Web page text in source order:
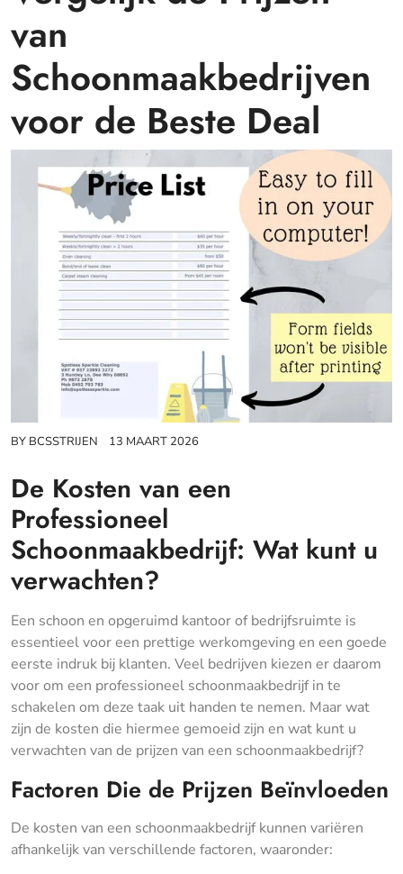
van
Schoonmaakbedrijven
voor de Beste Deal
BY BCSSTRIJEN 13 MAART 2026
De Kosten van een
Professioneel
Schoonmaakbedrijf: Wat kunt u
verwachten?
Een schoon en opgeruimd kantoor of bedrijfsruimte is
essentieel voor een prettige werkomgeving en een goede
eerste indruk bij klanten. Veel bedrijven kiezen er daarom
voor om een professioneel schoonmaakbedrijf in te
schakelen om deze taak uit handen te nemen. Maar wat
zijn de kosten die hiermee gemoeid zijn en wat kunt u
verwachten van de prijzen van een schoonmaakbedrijf?
Factoren Die de Prijzen Beïnvloeden
De kosten van een schoonmaakbedrijf kunnen variëren
afhankelijk van verschillende factoren, waaronder: